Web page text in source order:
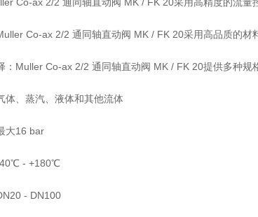
Co-ax 2/2 通同轴直动阀 MK / FK 20采用高品质的材
：Muller Co-ax 2/2 通同轴直动阀 MK / FK 20提供多种规
体、蒸汽、液体和其他流体
大16 bar
40℃ - +180℃
- DN100